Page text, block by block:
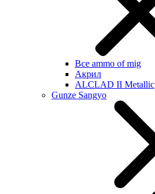
Все ammo of mig
Акрил
ALCLAD II Metallic
Gunze Sangyo